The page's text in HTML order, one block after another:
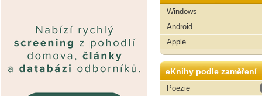
Windows
Android
Apple
eKnihy podle zaměření
Poezie